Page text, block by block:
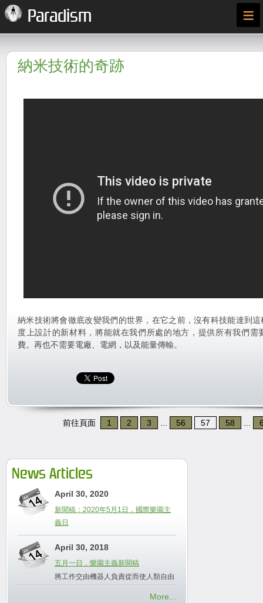
Paradism ≡
納米技術的奇跡
納米技術將會徹底改變我們的世界，在它之前，沒有科技能達到
度上設計的新材料，將能就在我們所處的地方，提供所有我們需
費。再也不需要電廠、電網，以及能量傳輸。
前往頁面 1 2 3 56 57 58
News Articles
April 30, 2020
新聞稿：2020年5月1日，國際樂園主
義日
April 30, 2018
五月一日，樂園主義新聞稿
將工作交由機器人負責從而使人類自由
More...